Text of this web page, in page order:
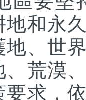
地和永
、世
荒漠
求，